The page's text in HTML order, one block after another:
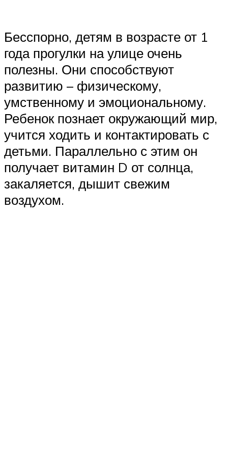
Бесспорно, детям в возрасте от 1
года прогулки на улице очень
полезны. Они способствуют
развитию – физическому,
умственному и эмоциональному.
Ребенок познает окружающий мир,
учится ходить и контактировать с
детьми. Параллельно с этим он
получает витамин D от солнца,
закаляется, дышит свежим
воздухом.